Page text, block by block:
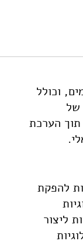
וכולל
של
תוך הערכת
להפקת
ליצור